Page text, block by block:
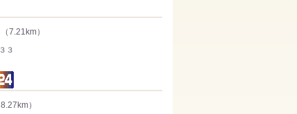
（7.21km）
３
8.27km）